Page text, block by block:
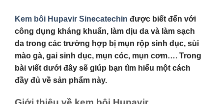
Kem bôi Hupavir Sinecatechin được biết đến với
công dụng kháng khuẩn, làm dịu da và làm sạch
da trong các trường hợp bị mụn rộp sinh dục, sùi
mào gà, gai sinh dục, mụn cóc, mụn cơm…. Trong
bài viết dưới đây sẽ giúp bạn tìm hiểu một cách
đầy đủ về sản phẩm này.